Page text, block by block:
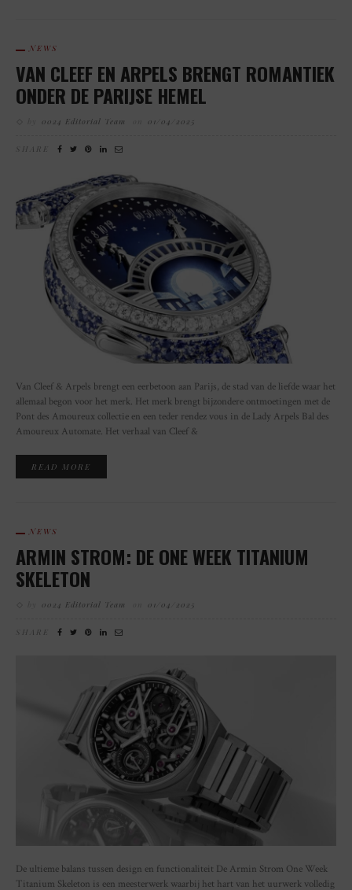
NEWS
VAN CLEEF EN ARPELS BRENGT ROMANTIEK
ONDER DE PARIJSE HEMEL
0024 Editorial Team 01/04/2025
SHARE
Van Cleef & Arpels brengt een eerbetoon aan Parijs, de stad van de liefde waar het
allemaal begon voor het merk. Het merk brengt bijzondere ontmoetingen met de
Pont des Amoureux collectie en een teder rendez vous in de Lady Arpels Bal des
Amoureux Automate. Het verhaal van Cleef &
READ MORE
NEWS
ARMIN STROM: DE ONE WEEK TITANIUM
SKELETON
0024 Editorial Team 01/04/2025
SHARE
De ultieme balans tussen design en functionaliteit De Armin Strom One Week
Titanium Skeleton is een meesterwerk waarbij het hart van het uurwerk volledig